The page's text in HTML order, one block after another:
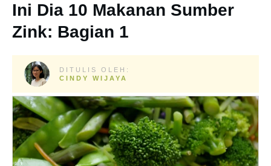
Ini Dia 10 Makanan Sumber
Zink: Bagian 1
DITULIS OLEH:
CINDY WIJAYA